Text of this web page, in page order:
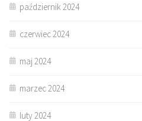
październik 2024
czerwiec 2024
maj 2024
marzec 2024
luty 2024